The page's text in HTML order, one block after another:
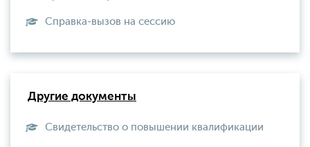
Справка-вызов на сессию
Другие документы
Свидетельство о повышении квалификации